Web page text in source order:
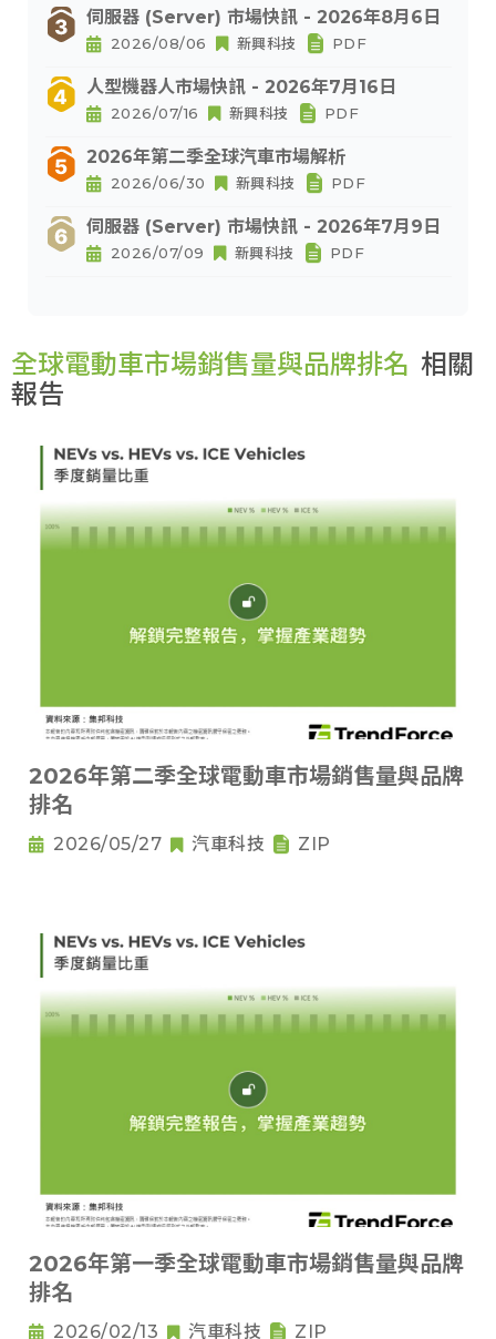
伺服器 (Server) 市場快訊 - 2026年8月6日
2026/08/06 新興科技 PDF
人型機器人市場快訊 - 2026年7月16日
2026/07/16 新興科技 PDF
2026年第二季全球汽車市場解析
2026/06/30 新興科技 PDF
伺服器 (Server) 市場快訊 - 2026年7月9日
2026/07/09 新興科技 PDF
全球電動車市場銷售量與品牌排名 相關
報告
2026年第二季全球電動車市場銷售量與品牌
排名
2026/05/27 汽車科技 ZIP
2026年第一季全球電動車市場銷售量與品牌
排名
2026/02/13 汽車科技 ZIP